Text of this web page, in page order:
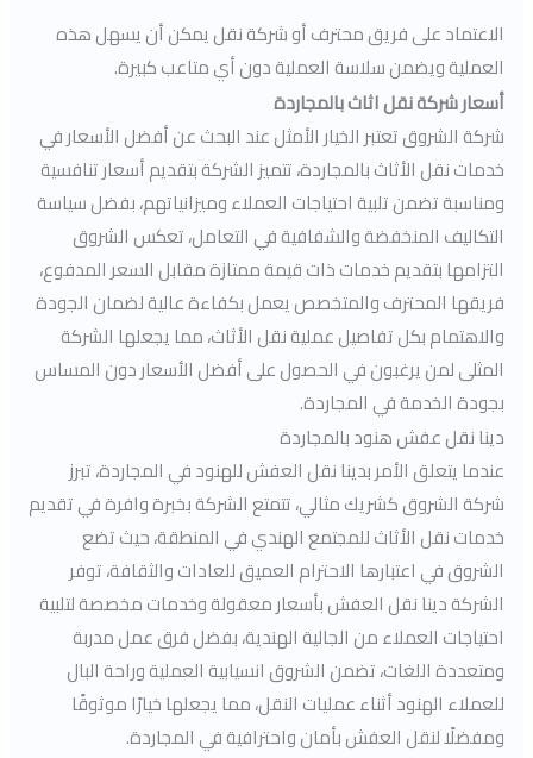
الاعتماد على فريق محترف أو شركة نقل يمكن أن يسهل هذه
العملية ويضمن سلاسة العملية دون أي متاعب كبيرة.
أسعار شركة نقل اثاث بالمجاردة
شركة الشروق تعتبر الخيار الأمثل عند البحث عن أفضل الأسعار في
خدمات نقل الأثاث بالمجاردة، تتميز الشركة بتقديم أسعار تنافسية
ومناسبة تضمن تلبية احتياجات العملاء وميزانياتهم، بفضل سياسة
التكاليف المنخفضة والشفافية في التعامل، تعكس الشروق
التزامها بتقديم خدمات ذات قيمة ممتازة مقابل السعر المدفوع،
فريقها المحترف والمتخصص يعمل بكفاءة عالية لضمان الجودة
والاهتمام بكل تفاصيل عملية نقل الأثاث، مما يجعلها الشركة
المثلى لمن يرغبون في الحصول على أفضل الأسعار دون المساس
بجودة الخدمة في المجاردة.
دينا نقل عفش هنود بالمجاردة
عندما يتعلق الأمر بدينا نقل العفش للهنود في المجاردة، تبرز
شركة الشروق كشريك مثالي، تتمتع الشركة بخبرة وافرة في تقديم
خدمات نقل الأثاث للمجتمع الهندي في المنطقة، حيث تضع
الشروق في اعتبارها الاحترام العميق للعادات والثقافة، توفر
الشركة دينا نقل العفش بأسعار معقولة وخدمات مخصصة لتلبية
احتياجات العملاء من الجالية الهندية، بفضل فرق عمل مدربة
ومتعددة اللغات، تضمن الشروق انسيابية العملية وراحة البال
للعملاء الهنود أثناء عمليات النقل، مما يجعلها خيارًا موثوقًا
ومفضلًا لنقل العفش بأمان واحترافية في المجاردة.